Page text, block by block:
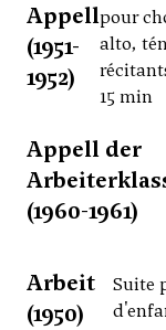
Appell
(1951-
1952)
pour
alto,
15 min
Appell der
(1960-1961)
Arbeit
(1950)
Suite